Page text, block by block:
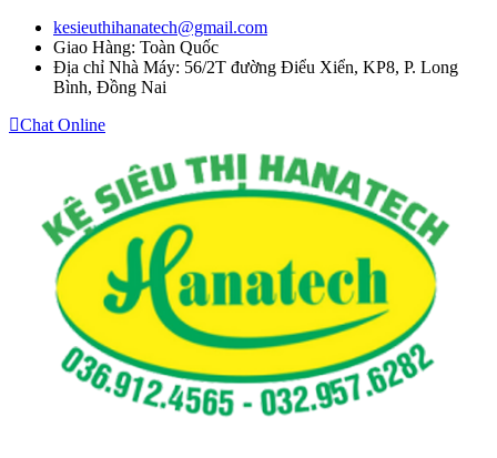
kesieuthihanatech@gmail.com
Giao Hàng: Toàn Quốc
Địa chỉ Nhà Máy: 56/2T đường Điểu Xiển, KP8, P. Long
Bình, Đồng Nai
Chat Online